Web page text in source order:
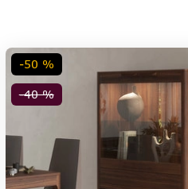
-40 %
-50 %